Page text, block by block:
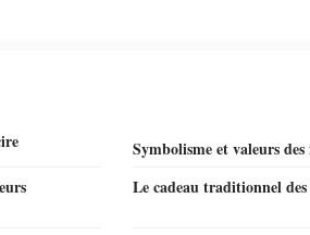
Symbolisme et valeurs des
Le cadeau traditionnel des